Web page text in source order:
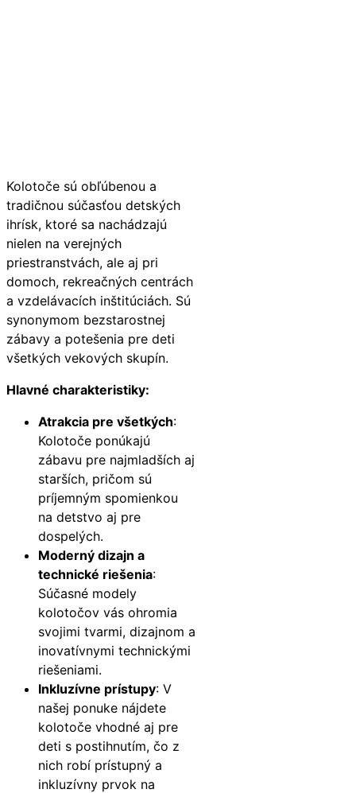
Kolotoče sú obľúbenou a
tradičnou súčasťou detských
ihrísk, ktoré sa nachádzajú
nielen na verejných
priestranstvách, ale aj pri
domoch, rekreačných centrách
a vzdelávacích inštitúciách. Sú
synonymom bezstarostnej
zábavy a potešenia pre deti
všetkých vekových skupín.
Hlavné charakteristiky:
Atrakcia pre všetkých:
Kolotoče ponúkajú
zábavu pre najmladších aj
starších, pričom sú
príjemným spomienkou
na detstvo aj pre
dospelých.
Moderný dizajn a
technické riešenia:
Súčasné modely
kolotočov vás ohromia
svojimi tvarmi, dizajnom a
inovatívnymi technickými
riešeniami.
Inkluzívne prístupy: V
našej ponuke nájdete
kolotoče vhodné aj pre
deti s postihnutím, čo z
nich robí prístupný a
inkluzívny prvok na